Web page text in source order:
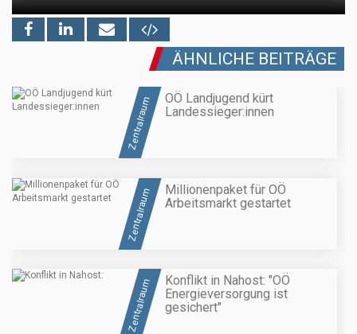
ÄHNLICHE BEITRÄGE
Zentralraum
OÖ Landjugend kürt
Landessieger:innen
Zentralraum
Millionenpaket für OÖ
Arbeitsmarkt gestartet
Zentralraum
Konflikt in Nahost: "OÖ
Energieversorgung ist
gesichert"